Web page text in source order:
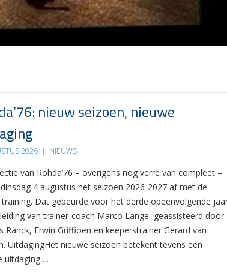
nieuw seizoen, nieuwe
2026 | NIEUWS
van Rohda’76 – overigens nog verre van compleet –
4 augustus het seizoen 2026-2027 af met de
Dat gebeurde voor het derde opeenvolgende
van trainer-coach Marco Lange, geassisteerd door
Ranck, Erwin Griffioen en keeperstrainer Gerard van
UitdagingHet nieuwe seizoen betekent tevens een
uitdaging….